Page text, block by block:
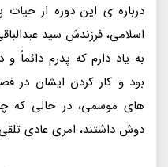
درباره ی این دوره از حیات
اسلامی، فرزندش سید
به یاد دارم که پدرم
بود و کار کردن ایشان در
های موسمی، در حالی که
دوش داشتند، امری عادی